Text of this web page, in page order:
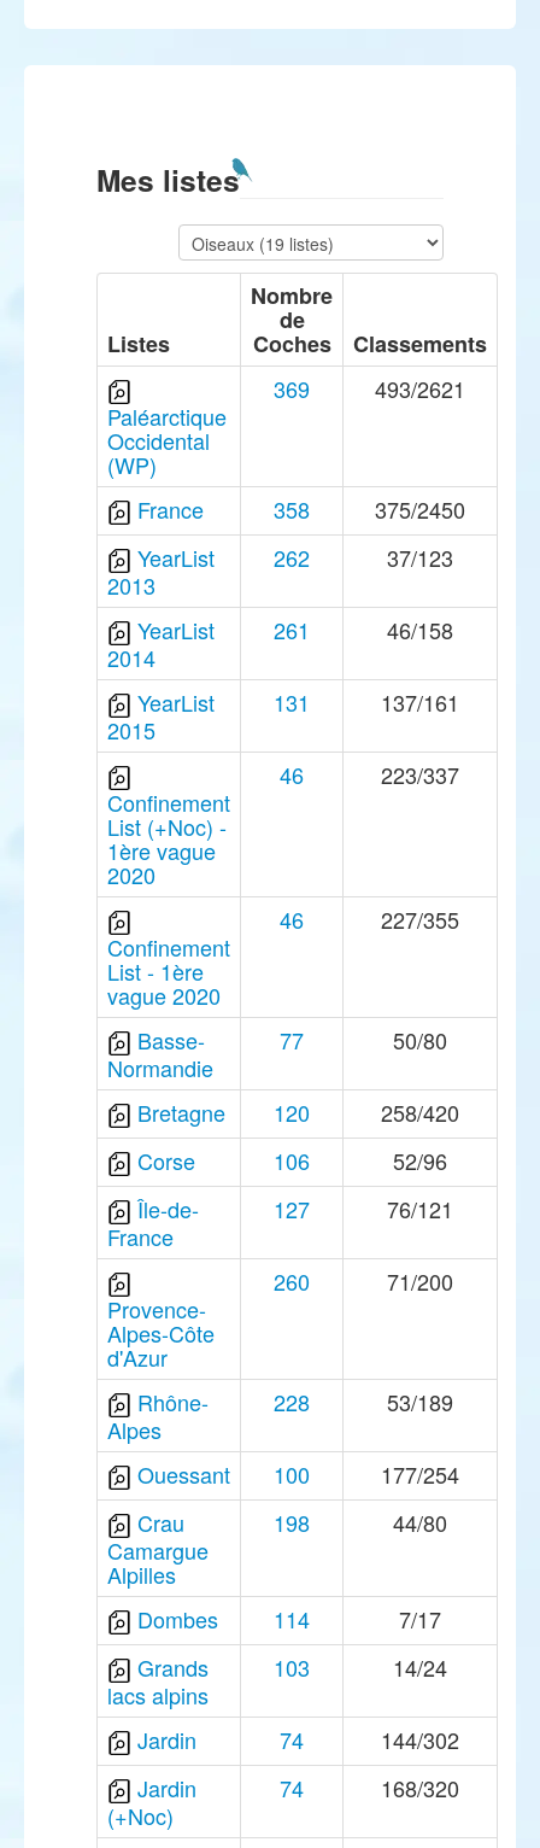
Mes listes
Listes
Nombre
de
Coches Classements
Paléarctique
Occidental
(WP)
369 493/2621
France 358
375/2450
YearList
2013
262 37/123
YearList
2014
261 46/158
YearList
2015
131 137/161
Confinement
List (+Noc) -
1ère vague
2020
46 223/337
Confinement
List - 1ère
vague 2020
46 227/355
Basse-
Normandie
77 50/80
Bretagne 120
258/420
Corse
106
52/96
Île-de-
France
127 76/121
Provence-
Alpes-Côte
d'Azur
260 71/200
Rhône-
Alpes
228 53/189
Ouessant 100
177/254
Crau
Camargue
Alpilles
198 44/80
Dombes 114
7/17
Grands
lacs alpins
103 14/24
Jardin 74
144/302
Jardin
(+Noc)
74 168/320